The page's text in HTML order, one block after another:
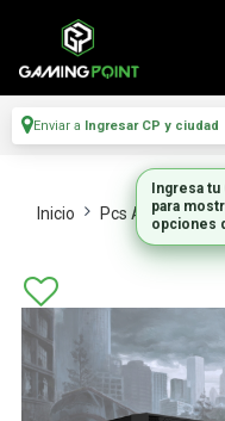
Enviar a Ingresar CP y ciudad
Inicio Pcs Armadas